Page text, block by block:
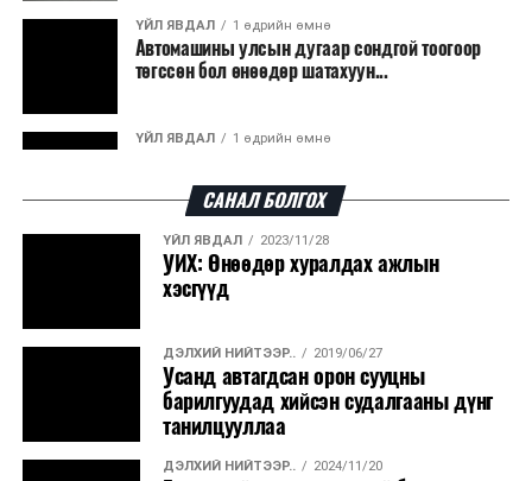
ҮЙЛ ЯВДАЛ 1 өдрийн өмнө
Автомашины улсын дугаар сондгой тоогоор
төгссөн бол өнөөдөр шатахуун...
ҮЙЛ ЯВДАЛ 1 өдрийн өмнө
ДЭЛХИЙ НИЙТЭЭР.. 2026/08/06
“Уралдронзавод” компанийн ерөнхий
захирлын автомашиныг дэлбэлжээ...
ҮЙЛ ЯВДАЛ
Сүхбаатар боомтоор тав хоногт 10 мянга гаруй
тонн АИ-92 автобензин и...
ДЭЛХИЙ НИЙТЭЭР.. 2026/08/06
САНАЛ БОЛГОХ
ҮЙЛ ЯВДАЛ 2023/11/28
УИХ: Өнөөдөр хуралдах ажлын
хэсгүүд
ДЭЛХИЙ НИЙТЭЭР.. 2019/06/27
Усанд автагдсан орон сууцны
барилгуудад хийсэн судалгааны дүнг
танилцууллаа
ДЭЛХИЙ НИЙТЭЭР.. 2024/11/20